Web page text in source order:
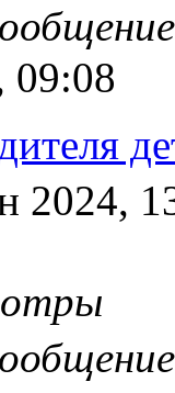
09:08
2024,